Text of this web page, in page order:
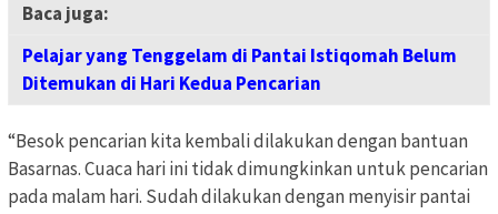
Baca juga:
Pelajar yang Tenggelam di Pantai Istiqomah Belum
Ditemukan di Hari Kedua Pencarian
“Besok pencarian kita kembali dilakukan dengan bantuan
Basarnas. Cuaca hari ini tidak dimungkinkan untuk pencarian
pada malam hari. Sudah dilakukan dengan menyisir pantai